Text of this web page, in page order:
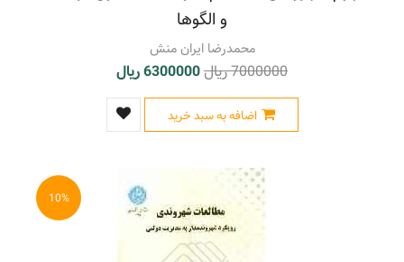
و الگوها
محمدرضا ایران منش
7000000 ریال 6300000 ریال
اضافه به سبد خرید
10%